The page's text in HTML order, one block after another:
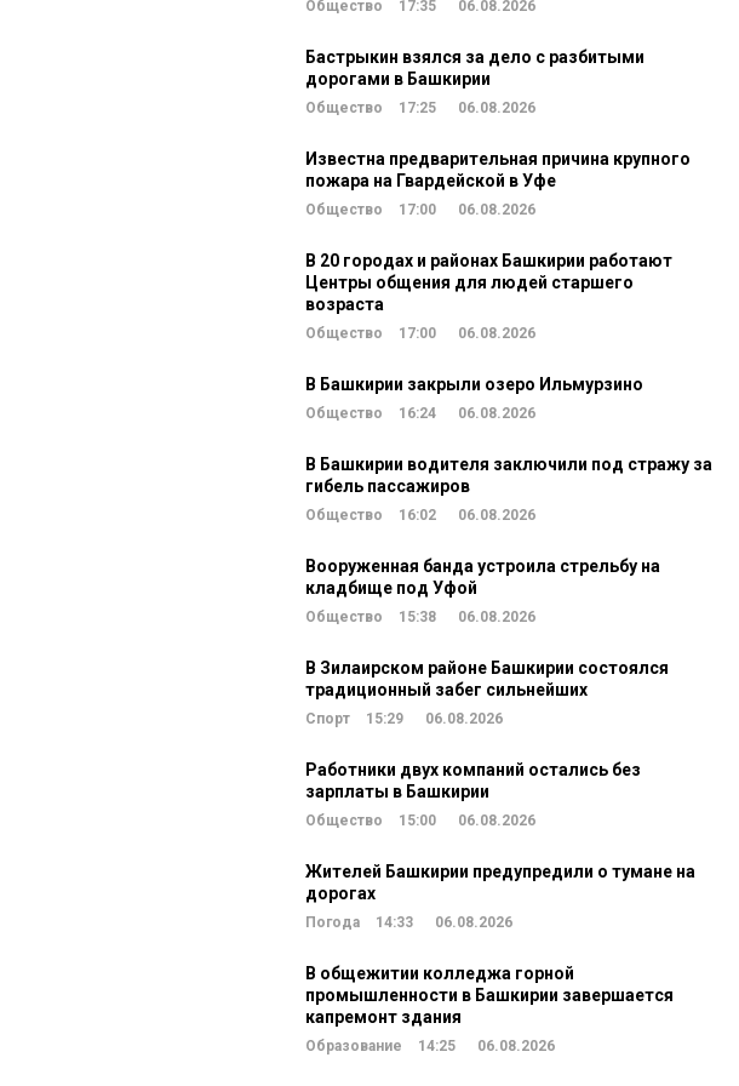
Общество 17:35 06.08.2026
Бастрыкин взялся за дело с разбитыми
дорогами в Башкирии
Общество 17:25 06.08.2026
Известна предварительная причина крупного
пожара на Гвардейской в Уфе
Общество 17:00 06.08.2026
В 20 городах и районах Башкирии работают
Центры общения для людей старшего
возраста
Общество 17:00 06.08.2026
В Башкирии закрыли озеро Ильмурзино
Общество 16:24 06.08.2026
В Башкирии водителя заключили под стражу за
гибель пассажиров
Общество 16:02 06.08.2026
Вооруженная банда устроила стрельбу на
кладбище под Уфой
Общество 15:38 06.08.2026
В Зилаирском районе Башкирии состоялся
традиционный забег сильнейших
Спорт 15:29 06.08.2026
Работники двух компаний остались без
зарплаты в Башкирии
Общество 15:00 06.08.2026
Жителей Башкирии предупредили о тумане на
дорогах
Погода 14:33 06.08.2026
В общежитии колледжа горной
промышленности в Башкирии завершается
капремонт здания
Образование 14:25 06.08.2026